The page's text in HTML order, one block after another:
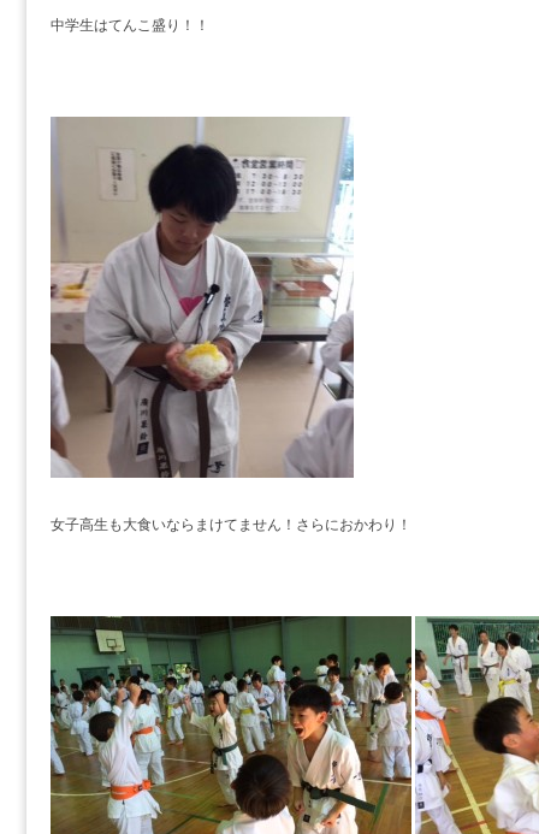
中学生はてんこ盛り！！
女子高生も大食いならまけてません！さらにおかわり！